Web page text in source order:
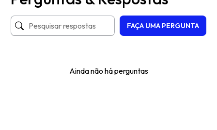
FAÇA UMA PERGUNTA
Ainda não há perguntas